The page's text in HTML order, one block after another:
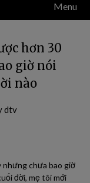
Menu
hơn 30
giờ nói
nào
dtv
nhưng chưa bao giờ
đời, mẹ tôi mới